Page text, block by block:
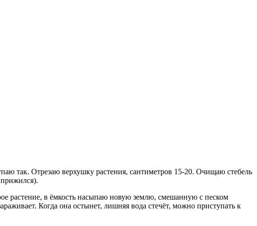
так. Отрезаю верхушку растения, сантиметров 15-20. Очищаю стебель
прижился).
растение, в ёмкость насыпаю новую землю, смешанную с песком
Когда она остынет, лишняя вода стечёт, можно приступать к